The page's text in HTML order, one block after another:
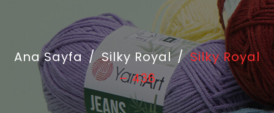
Ana Sayfa / Silky Royal / Silky Royal
– 436